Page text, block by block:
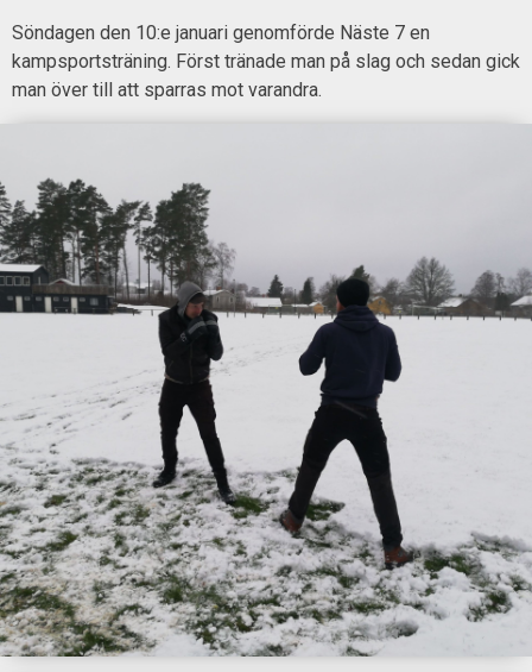
Söndagen den 10:e januari genomförde Näste 7 en
kampsportsträning. Först tränade man på slag och sedan gick
man över till att sparras mot varandra.